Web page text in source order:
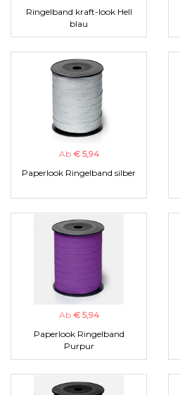
Ringelband kraft-look Hell
blau
Ab € 5,94
Paperlook Ringelband silber
Ab € 5,94
Paperlook Ringelband
Purpur